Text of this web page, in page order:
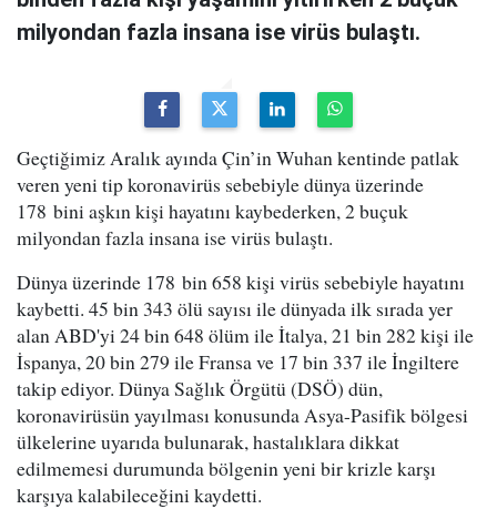
milyondan fazla insana ise virüs bulaştı.
Geçtiğimiz Aralık ayında Çin’in Wuhan kentinde patlak
veren yeni tip koronavirüs sebebiyle dünya üzerinde
178 bini aşkın kişi hayatını kaybederken, 2 buçuk
milyondan fazla insana ise virüs bulaştı.
Dünya üzerinde 178 bin 658 kişi virüs sebebiyle hayatını
kaybetti. 45 bin 343 ölü sayısı ile dünyada ilk sırada yer
alan ABD'yi 24 bin 648 ölüm ile İtalya, 21 bin 282 kişi ile
İspanya, 20 bin 279 ile Fransa ve 17 bin 337 ile İngiltere
takip ediyor. Dünya Sağlık Örgütü (DSÖ) dün,
koronavirüsün yayılması konusunda Asya-Pasifik bölgesi
ülkelerine uyarıda bulunarak, hastalıklara dikkat
edilmemesi durumunda bölgenin yeni bir krizle karşı
karşıya kalabileceğini kaydetti.